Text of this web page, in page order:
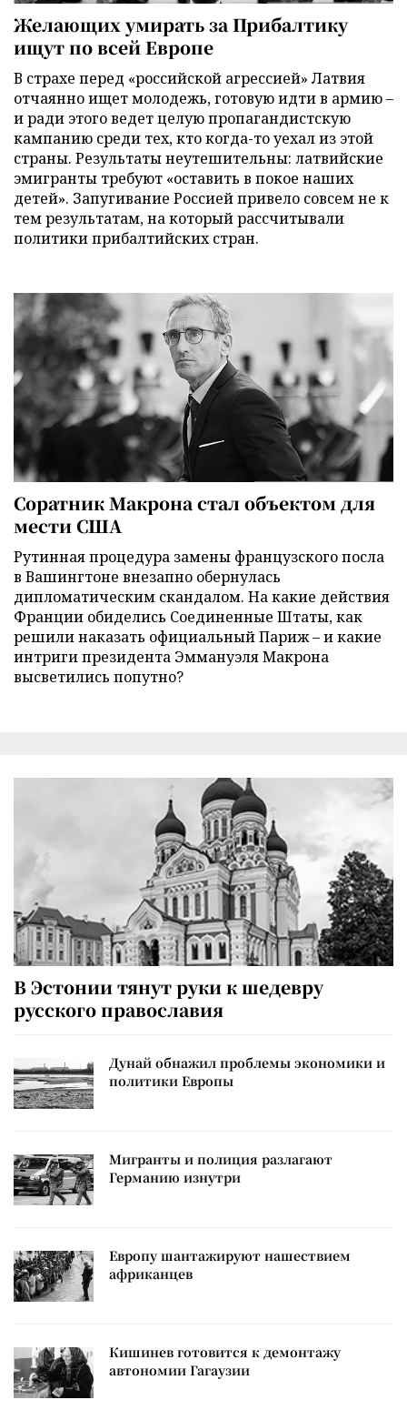
Желающих умирать за Прибалтику
ищут по всей Европе
В страхе перед «российской агрессией» Латвия
отчаянно ищет молодежь, готовую идти в армию –
и ради этого ведет целую пропагандистскую
кампанию среди тех, кто когда-то уехал из этой
страны. Результаты неутешительны: латвийские
эмигранты требуют «оставить в покое наших
детей». Запугивание Россией привело совсем не к
тем результатам, на который рассчитывали
политики прибалтийских стран.
Соратник Макрона стал объектом для
мести США
Рутинная процедура замены французского посла
в Вашингтоне внезапно обернулась
дипломатическим скандалом. На какие действия
Франции обиделись Соединенные Штаты, как
решили наказать официальный Париж – и какие
интриги президента Эммануэля Макрона
высветились попутно?
В Эстонии тянут руки к шедевру
русского православия
Дунай обнажил проблемы экономики и
политики Европы
Мигранты и полиция разлагают
Германию изнутри
Европу шантажируют нашествием
африканцев
Кишинев готовится к демонтажу
автономии Гагаузии